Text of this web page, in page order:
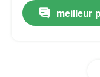
meilleur